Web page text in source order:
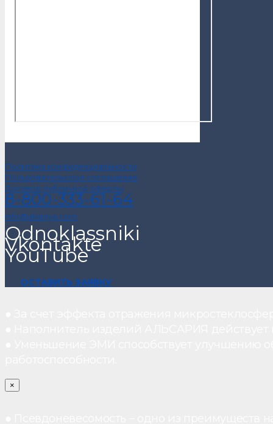
Политика конфиденциальности
Пользовательское соглашение
Договор публичной оферты
8-800-333-61-64
info@alsariya.com
Odnoklassniki
Vkontakte
YouTube
ОСТАВИТЬ ЗАЯВКУ
×